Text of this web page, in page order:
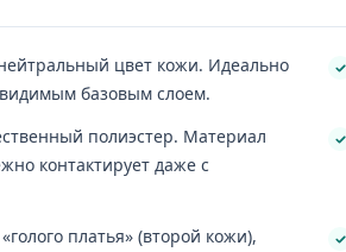
цвет кожи. Идеально
базовым слоем.
полиэстер. Материал
контактирует даже с
платья» (второй кожи),